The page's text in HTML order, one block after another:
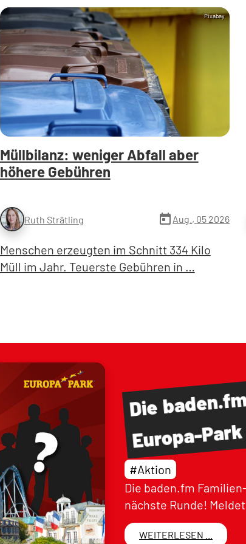
Pixabay
Müllbilanz: weniger Abfall aber
höhere Gebühren
Ruth Strätling todayAug., 05 2026
Menschen erzeugten im Schnitt 334 Kilo
Müll im Jahr. Teuerste Gebühren in …
Die
Europa-Park
#Aktion
Die baden.fm
nächste Runde!
WEITERLESEN ...